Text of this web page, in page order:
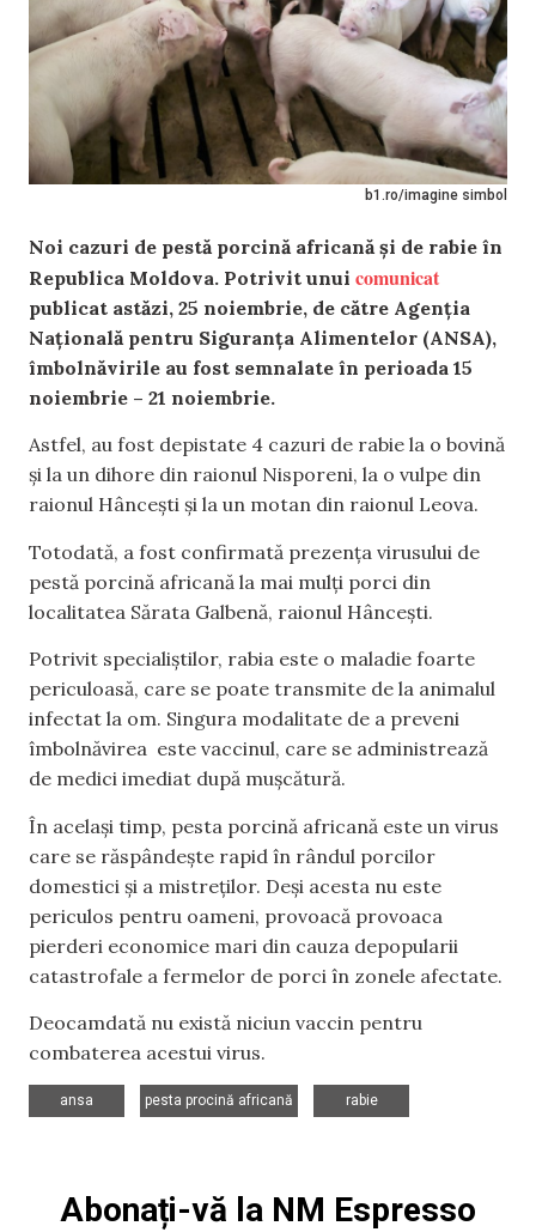
b1.ro/imagine simbol
Noi cazuri de pestă porcină africană și de rabie în
Republica Moldova. Potrivit unui comunicat
publicat astăzi, 25 noiembrie, de către Agenția
Națională pentru Siguranța Alimentelor (ANSA),
îmbolnăvirile au fost semnalate în perioada 15
noiembrie – 21 noiembrie.
Astfel, au fost depistate 4 cazuri de rabie la o bovină
și la un dihore din raionul Nisporeni, la o vulpe din
raionul Hâncești și la un motan din raionul Leova.
Totodată, a fost confirmată prezența virusului de
pestă porcină africană la mai mulți porci din
localitatea Sărata Galbenă, raionul Hâncești.
Potrivit specialiştilor, rabia este o maladie foarte
periculoasă, care se poate transmite de la animalul
infectat la om. Singura modalitate de a preveni
îmbolnăvirea este vaccinul, care se administrează
de medici imediat după muşcătură.
În același timp, pesta porcină africană este un virus
care se răspândește rapid în rândul porcilor
domestici și a mistreților. Deși acesta nu este
periculos pentru oameni, provoacă provoaca
pierderi economice mari din cauza depopularii
catastrofale a fermelor de porci în zonele afectate.
Deocamdată nu există niciun vaccin pentru
combaterea acestui virus.
ansa
pesta procină africană
rabie
Abonați-vă la NM Espresso